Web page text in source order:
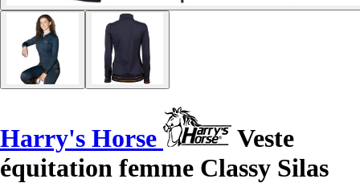
Harry's Horse
Veste
équitation femme Classy Silas